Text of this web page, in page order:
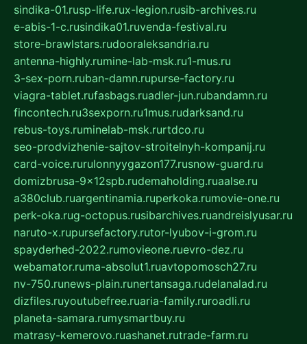
sindika-01.rusp-life.rux-legion.rusib-archives.ru
e-abis-1-c.rusindika01.ruvenda-festival.ru
store-brawlstars.rudooraleksandria.ru
antenna-highly.rumine-lab-msk.ru1-mus.ru
3-sex-porn.ruban-damn.rupurse-factory.ru
viagra-tablet.rufasbags.ruadler-jun.rubandamn.ru
fincontech.ru3sexporn.ru1mus.rudarksand.ru
rebus-toys.ruminelab-msk.rurtdco.ru
seo-prodvizhenie-sajtov-stroitelnyh-kompanij.ru
card-voice.rurulonnyygazon177.rusnow-guard.ru
domizbrusa-9x12spb.rudemaholding.ruaalse.ru
a380club.ruargentinamia.ruperkoka.rumovie-one.ru
perk-oka.rug-octopus.rusibarchives.ruandreislyusar.ru
naruto-x.rupursefactory.rutor-lyubov-i-grom.ru
spayderhed-2022.rumovieone.ruevro-dez.ru
webamator.ruma-absolut1.ruavtopomosch27.ru
nv-750.runews-plain.runertansaga.rudelanalad.ru
dizfiles.ruyoutubefree.ruaria-family.ruroadli.ru
planeta-samara.rumysmartbuy.ru
matrasy-kemerovo.ruashanet.rutrade-farm.ru